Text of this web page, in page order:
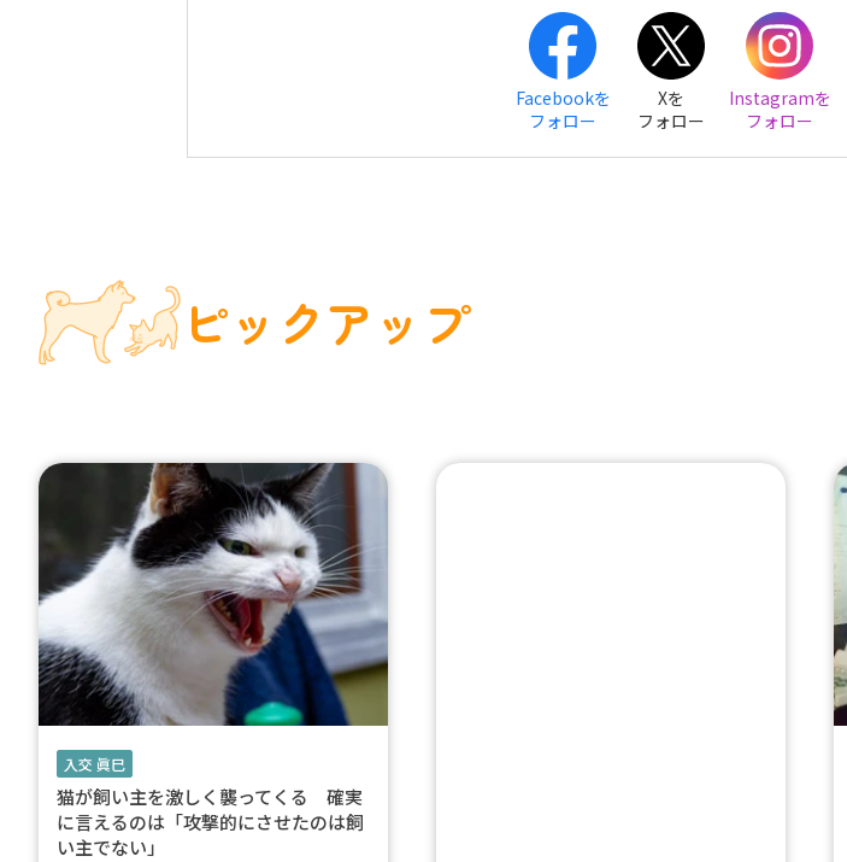
Facebookを
フォロー
Xを
フォロー
Instagramを
フォロー
ピックアップ
入交 眞巳
猫が飼い主を激しく襲ってくる 確実
に言えるのは「攻撃的にさせたのは飼
い主でない」